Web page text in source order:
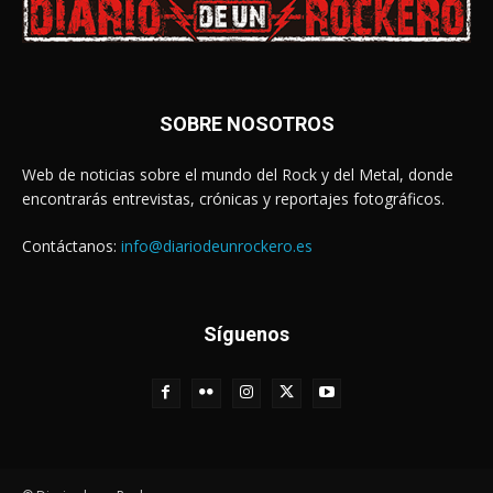
SOBRE NOSOTROS
Web de noticias sobre el mundo del Rock y del Metal, donde
encontrarás entrevistas, crónicas y reportajes fotográficos.
Contáctanos: info@diariodeunrockero.es
Síguenos